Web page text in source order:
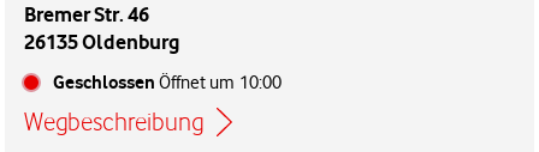
Bremer Str. 46
26135 Oldenburg
Geschlossen Öffnet um 10:00
Wegbeschreibung
Link öffnet in einem neuen Tab